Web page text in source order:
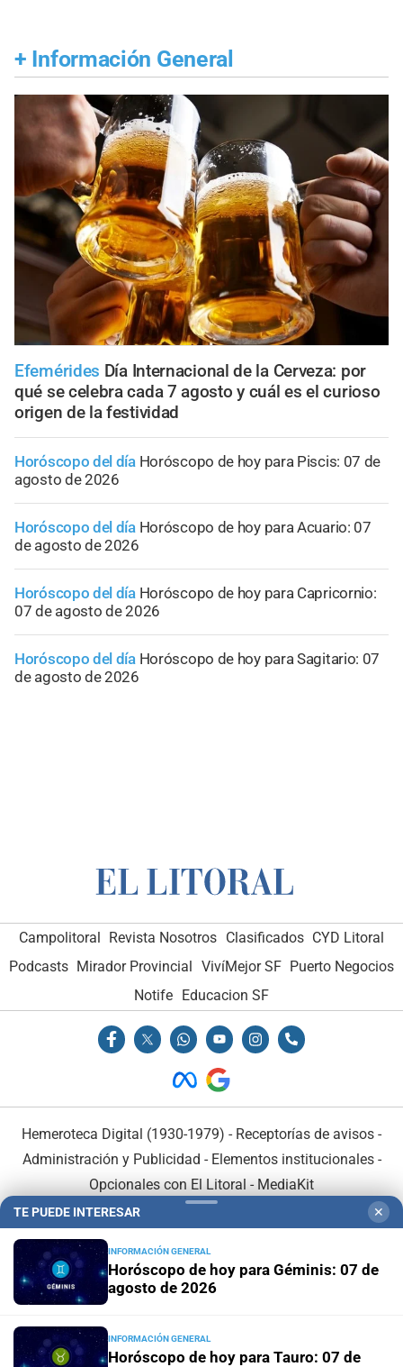
+ Información General
Efemérides Día Internacional de la Cerveza: por
qué se celebra cada 7 agosto y cuál es el curioso
origen de la festividad
Horóscopo del día Horóscopo de hoy para Piscis: 07 de
agosto de 2026
Horóscopo del día Horóscopo de hoy para Acuario: 07
de agosto de 2026
Horóscopo del día Horóscopo de hoy para Capricornio:
07 de agosto de 2026
Horóscopo del día Horóscopo de hoy para Sagitario: 07
de agosto de 2026
Campolitoral Revista Nosotros Clasificados CYD Litoral
Podcasts Mirador Provincial VivíMejor SF Puerto Negocios
Notife Educacion SF
Hemeroteca Digital (1930-1979) - Receptorías de avisos -
Administración y Publicidad - Elementos institucionales-
Opcionales con El Litoral - MediaKit
En Asociación con:
TE PUEDE INTERESAR ✕
INFORMACIÓN GENERAL
Horóscopo de hoy para Géminis: 07 de
agosto de 2026
INFORMACIÓN GENERAL
Horóscopo de hoy para Tauro: 07 de